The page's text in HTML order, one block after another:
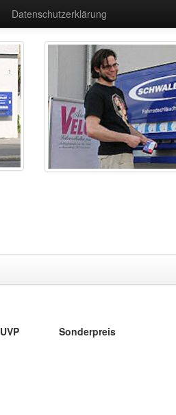
Datenschutzerklärung
UVP Sonderpreis